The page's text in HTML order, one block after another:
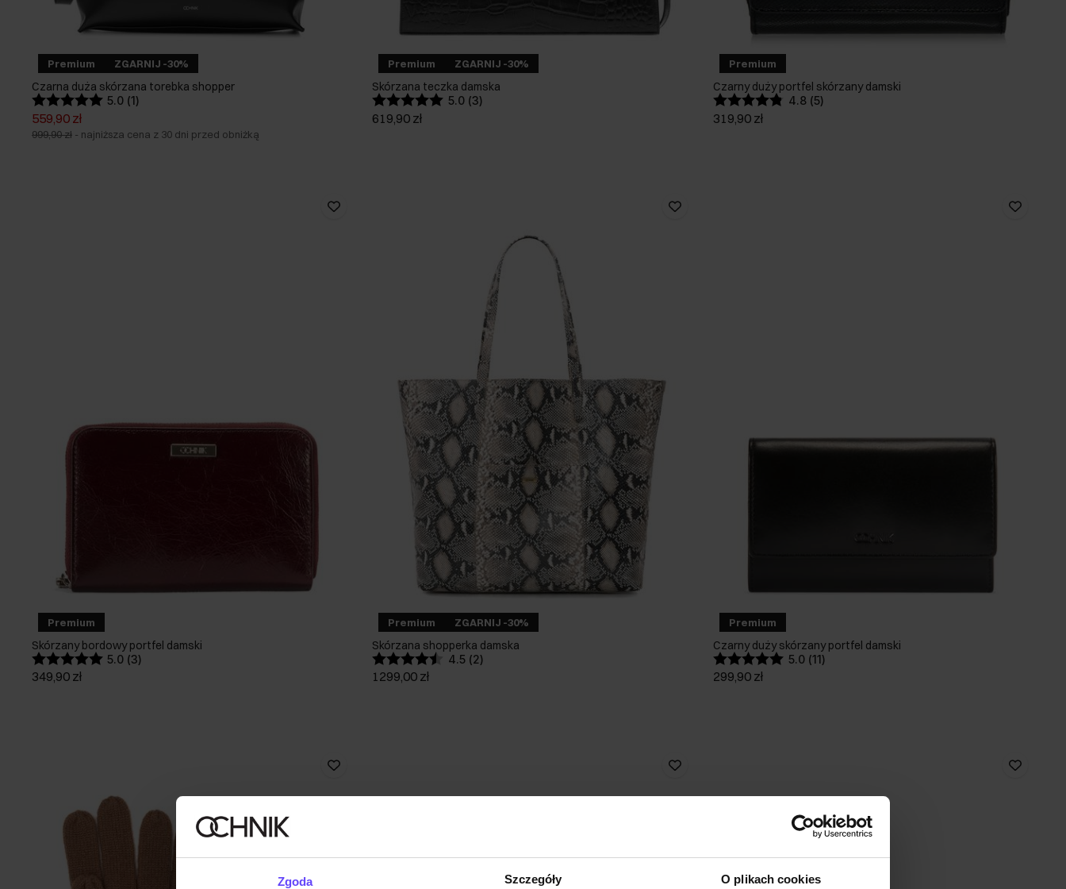
Zgoda Szczegóły O plikach cookies
Premium ZGARNIJ -30%
Czarna duża skórzana torebka shopper
5.0 (1)
559,90 zł
999,90 zł - najniższa cena z 30 dni przed obniżką
Premium ZGARNIJ -30%
Skórzana teczka damska
5.0 (3)
619,90 zł
Premium
Czarny duży portfel skórzany damski
4.8 (5)
319,90 zł
Premium
Skórzany bordowy portfel damski
5.0 (3)
349,90 zł
Premium ZGARNIJ -30%
Skórzana shopperka damska
4.5 (2)
1299,00 zł
Premium
Czarny duży skórzany portfel damski
5.0 (11)
299,90 zł